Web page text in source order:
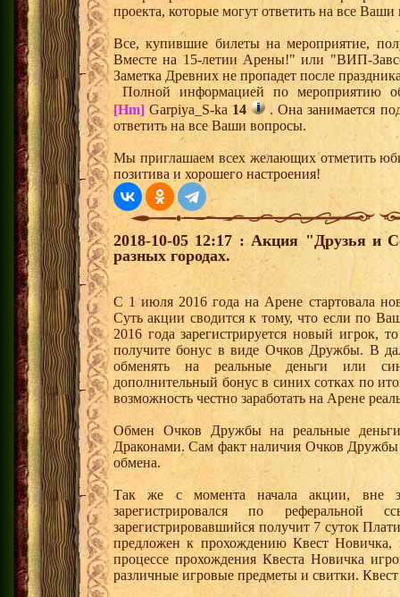
проекта, которые могут ответить на все
Все, купившие билеты на мероприятие,
Вместе на 15-летии Арены!" или "ВИП-
Заметка Древних не пропадет после
Полной информацией по мероприятию
[Hm] Garpiya_S-ka 14
. Она занимается
ответить на все Ваши вопросы.
Мы приглашаем всех желающих отметить
позитива и хорошего настроения!
2018-10-05 12:17 : Акция "Друзья и
разных городах.
С 1 июля 2016 года на Арене стартовала
Суть акции сводится к тому, что если по
2016 года зарегистрируется новый
получите бонус в виде Очков Дружбы. В
обменять на реальные деньги или
дополнительный бонус в синих сотках по
возможность честно заработать на Арене
Обмен Очков Дружбы на реальные деньги
Драконами. Сам факт наличия Очков Дружбы
обмена.
Так же с момента начала акции, вне
зарегистрировался по
зарегистрировавшийся получит 7 суток
предложен к прохождению Квест
процессе прохождения Квеста Новичка
различные игровые предметы и свитки.